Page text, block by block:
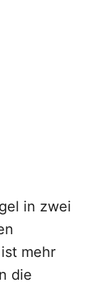
in zwei
mehr
die